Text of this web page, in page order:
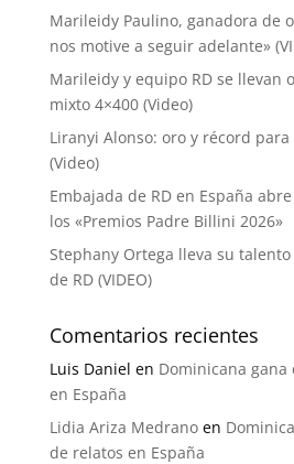
Marileidy Paulino, ganadora de
nos motive a seguir adelante»
Marileidy y equipo RD se llevan
mixto 4×400 (Video)
Liranyi Alonso: oro y récord para
(Video)
Embajada de RD en España
los «Premios Padre Billini 2026»
Stephany Ortega lleva su
de RD (VIDEO)
Comentarios recientes
Luis Daniel en Dominicana
en España
Lidia Ariza Medranoen
de relatos en España